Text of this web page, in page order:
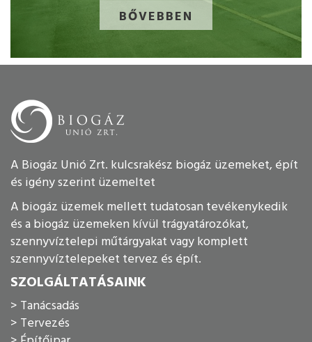
BŐVEBBEN
A Biogáz Unió Zrt. kulcsrakész biogáz üzemeket, épít
és igény szerint üzemeltet
A biogáz üzemek mellett tudatosan tevékenykedik
és a biogáz üzemeken kívül trágyatározókat,
szennyvíztelepi műtárgyakat vagy komplett
szennyvíztelepeket tervez és épít.
SZOLGÁLTATÁSAINK
> Tanácsadás
> Tervezés